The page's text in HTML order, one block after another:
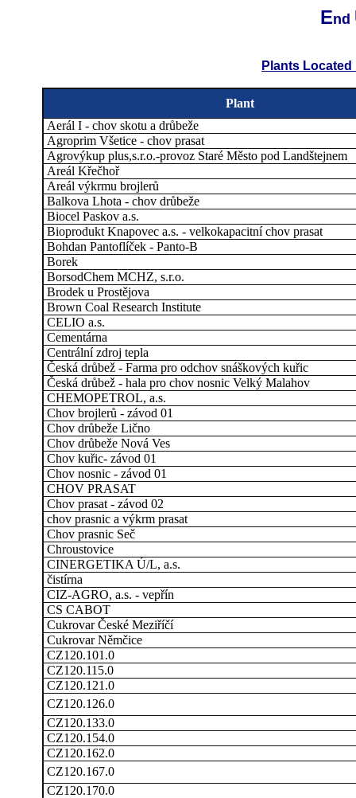
End
Plants Located
Plant
Aerál I - chov skotu a drůbeže
Agroprim Všetice - chov prasat
Agrovýkup plus,s.r.o.-provoz Staré Město pod Landštejnem
Areál Křečhoř
Areál výkrmu brojlerů
Balkova Lhota - chov drůbeže
Biocel Paskov a.s.
Bioprodukt Knapovec a.s. - velkokapacitní chov prasat
Bohdan Pantoflíček - Panto-B
Borek
BorsodChem MCHZ, s.r.o.
Brodek u Prostějova
Brown Coal Research Institute
CELIO a.s.
Cementárna
Centrální zdroj tepla
Česká drůbež - Farma pro odchov snáškových kuřic
Česká drůbež - hala pro chov nosnic Velký Malahov
CHEMOPETROL, a.s.
Chov brojlerů - závod 01
Chov drůbeže Lično
Chov drůbeže Nová Ves
Chov kuřic- závod 01
Chov nosnic - závod 01
CHOV PRASAT
Chov prasat - závod 02
chov prasnic a výkrm prasat
Chov prasnic Seč
Chroustovice
CINERGETIKA Ú/L, a.s.
čistírna
CIZ-AGRO, a.s. - vepřín
CS CABOT
Cukrovar České Meziříčí
Cukrovar Němčice
CZ120.101.0
CZ120.115.0
CZ120.121.0
CZ120.126.0
CZ120.133.0
CZ120.154.0
CZ120.162.0
CZ120.167.0
CZ120.170.0